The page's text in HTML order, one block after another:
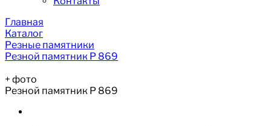
Главная
Каталог
Резные памятники
Резной памятник Р 869
+ фото
Резной памятник Р 869